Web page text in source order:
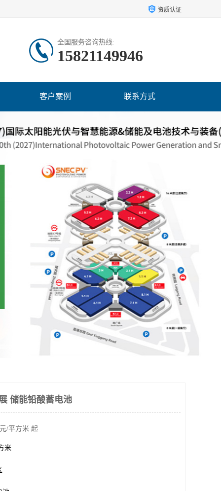
资质认证
全国服务咨询热线:
15821149946
客户案例 联系方式
储能铅酸蓄电池
/平方米 起
米